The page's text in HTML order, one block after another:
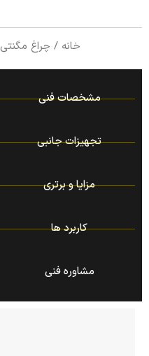
خانه چراغ مگنتی
مشخصات فنی
تجهیزات جانبی
مزایا و برتری
کاربرد ها
مشاوره فنی